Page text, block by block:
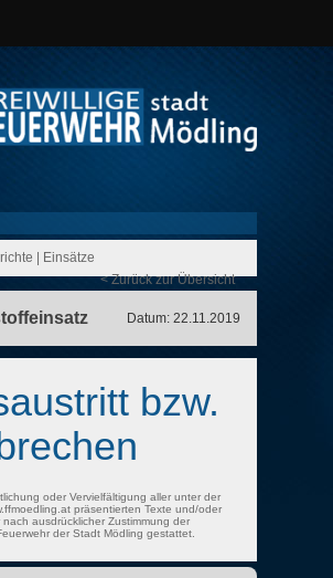
Einsätze
< Zurück zur Übersicht
Datum: 22.11.2019
bzw.
oder Vervielfältigung aller unter der
präsentierten Texte und/oder
nach ausdrücklicher Zustimmung der
der Stadt Mödling gestattet.